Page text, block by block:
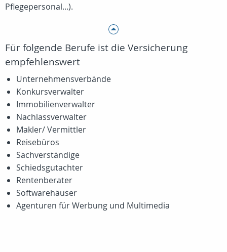
Pflegepersonal...).
Für folgende Berufe ist die Versicherung
empfehlenswert
Unternehmensverbände
Konkursverwalter
Immobilienverwalter
Nachlassverwalter
Makler/ Vermittler
Reisebüros
Sachverständige
Schiedsgutachter
Rentenberater
Softwarehäuser
Agenturen für Werbung und Multimedia